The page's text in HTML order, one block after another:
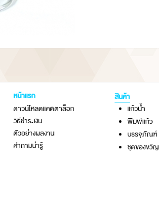
หน้าแรก
ดาวน์โหลดแคตตาล็อก
วิธีชำระเงิน
ตัวอย่างผลงาน
คำถามน่ารู้
สินค้า
แก้วน้ำ
พิมพ์แก้ว
บรรจุภัณฑ์
ชุดของขวัญ